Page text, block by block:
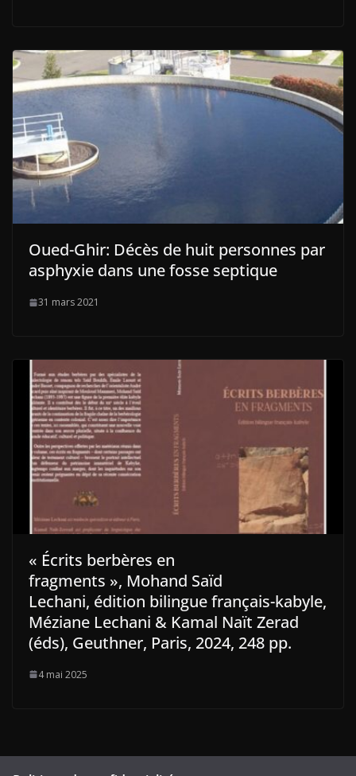
Oued-Ghir: Décès de huit personnes par
asphyxie dans une fosse septique
31 mars 2021
« Écrits berbères en
fragments », Mohand Saïd
Lechani, édition bilingue français-kabyle,
Méziane Lechani & Kamal Naït Zerad
(éds), Geuthner, Paris, 2024, 248 pp.
4 mai 2025